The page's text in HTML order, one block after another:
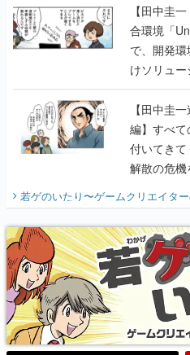
けソリュ
に行って
【田中圭
編】すべ
付いてき
解散の危
開く。業界
『少年ジ
り】
若ゲのいたり〜ゲームクリエイタ
X
Discord